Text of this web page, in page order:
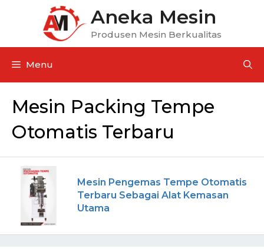
Aneka Mesin
Produsen Mesin Berkualitas
Menu
Mesin Packing Tempe
Otomatis Terbaru
Mesin Pengemas Tempe Otomatis
Terbaru Sebagai Alat Kemasan
Utama